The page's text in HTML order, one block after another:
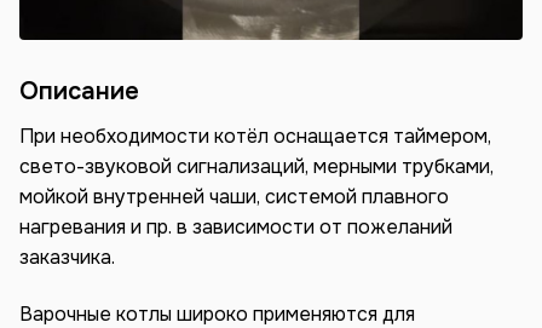
Описание
При необходимости котёл оснащается таймером,
свето-звуковой сигнализаций, мерными трубками,
мойкой внутренней чаши, системой плавного
нагревания и пр. в зависимости от пожеланий
заказчика.
Варочные котлы широко применяются для